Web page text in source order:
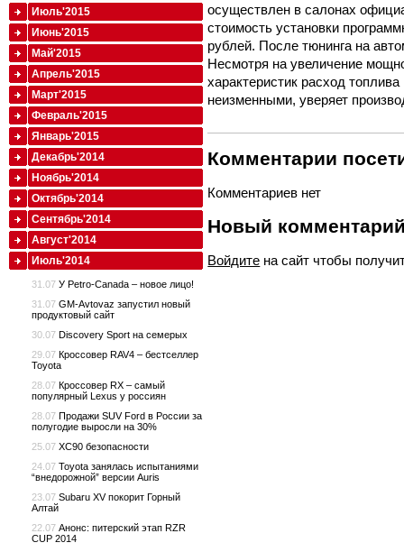
осуществлен в салонах
стоимость установки
рублей. После тюнинга на
Несмотря на увеличение
характеристик расход
неизменными, уверяет
Комментарии
Комментариев нет
Новый
Войдите на сайт чтобы
Июль'2015
Июнь'2015
Май'2015
Апрель'2015
Март'2015
Февраль'2015
Январь'2015
Декабрь'2014
Ноябрь'2014
Октябрь'2014
Сентябрь'2014
Август'2014
Июль'2014
31.07 У Petro-Canada – новое лицо!
31.07 GM-Avtovaz запустил новый
продуктовый сайт
30.07 Discovery Sport на семерых
29.07 Кроссовер RAV4 – бестселлер
Toyota
28.07 Кроссовер RX – самый
популярный Lexus у россиян
28.07 Продажи SUV Ford в России за
полугодие выросли на 30%
25.07 XC90 безопасности
24.07 Toyota занялась испытаниями
“внедорожной” версии Auris
23.07 Subaru XV покорит Горный
Алтай
22.07 Анонс: питерский этап RZR
CUP 2014